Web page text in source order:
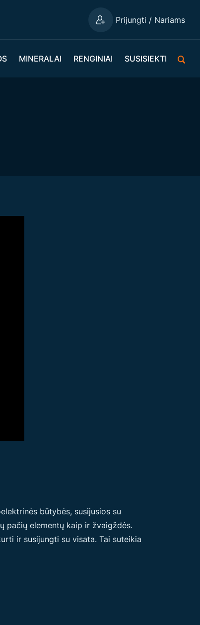
Prijungti / Nariams
MINERALAI RENGINIAI SUSISIEKTI
būtybės, susijusios su
pačių elementų kaip ir žvaigždės.
ir susijungti su visata. Tai suteikia